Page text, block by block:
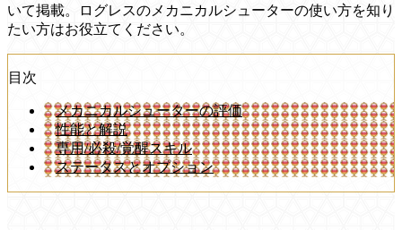
いて掲載。ログレスのメカニカルシューターの使い方を知り
たい方はお役立てください。
目次
メカニカルシューターの評価
性能と解説
専用/必殺/覚醒スキル
ステータスとオプション